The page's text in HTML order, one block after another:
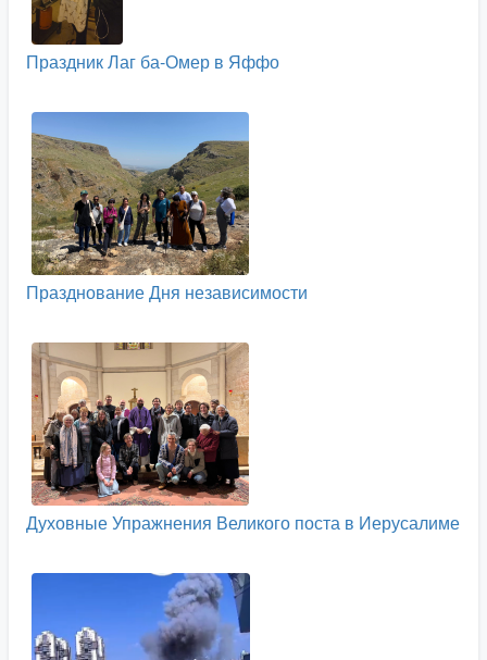
Праздник Лаг ба-Омер в Яффо
Празднование Дня независимости
Духовные Упражнения Великого поста в Иерусалиме